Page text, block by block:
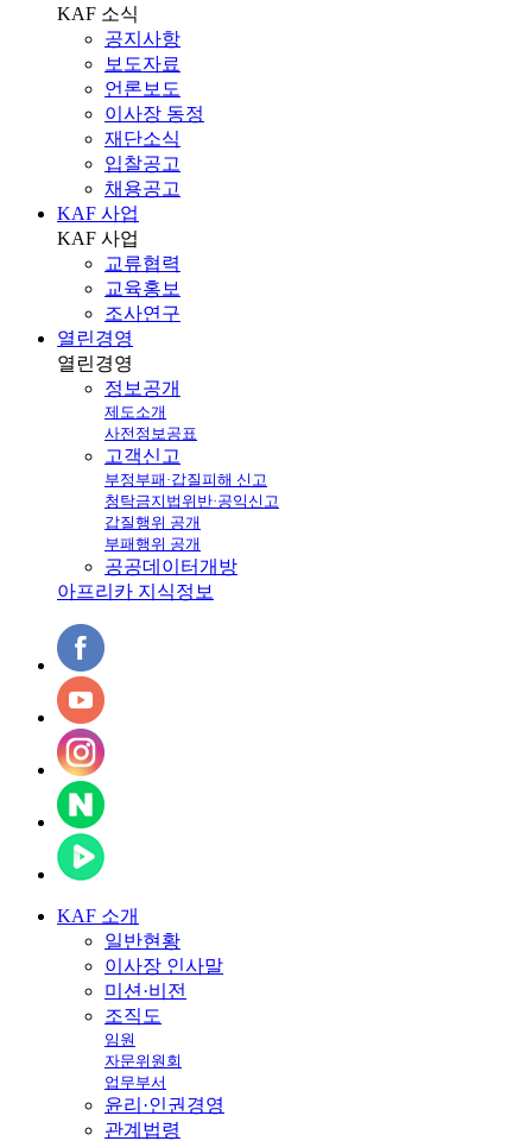
KAF 소식
공지사항
보도자료
언론보도
이사장 동정
재단소식
입찰공고
채용공고
KAF 사업
KAF 사업
교류협력
교육홍보
조사연구
열린경영
열린경영
정보공개
제도소개
사전정보공표
고객신고
부정부패·갑질피해 신고
청탁금지법위반·공익신고
갑질행위 공개
부패행위 공개
공공데이터개방
아프리카 지식정보
KAF 소개
일반현황
이사장 인사말
미션·비전
조직도
임원
자문위원회
업무부서
윤리·인권경영
관계법령